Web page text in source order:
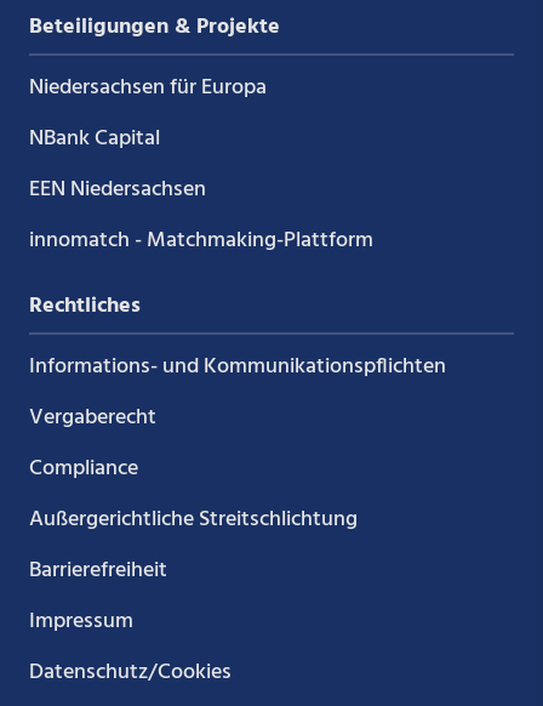
Beteiligungen & Projekte
Niedersachsen für Europa
NBank Capital
EEN Niedersachsen
innomatch - Matchmaking-Plattform
Rechtliches
Informations- und Kommunikations­pflichten
Vergaberecht
Compliance
Außergerichtliche Streitschlichtung
Barrierefreiheit
Impressum
Datenschutz/Cookies